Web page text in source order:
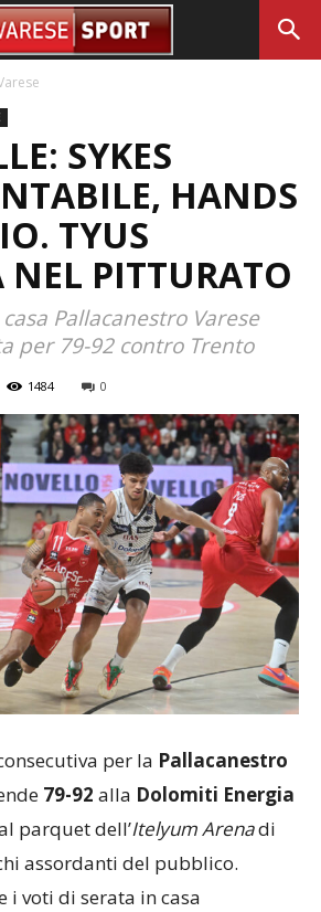
SYKES
HANDS
TYUS
PITTURATO
Pallacanestro Varese
per 79-92 contro Trento
1484 0
per la Pallacanestro
79-92 alla Dolomiti Energia
parquet dell’Itelyum Arenadi
assordanti del pubblico.
i voti di serata in casa